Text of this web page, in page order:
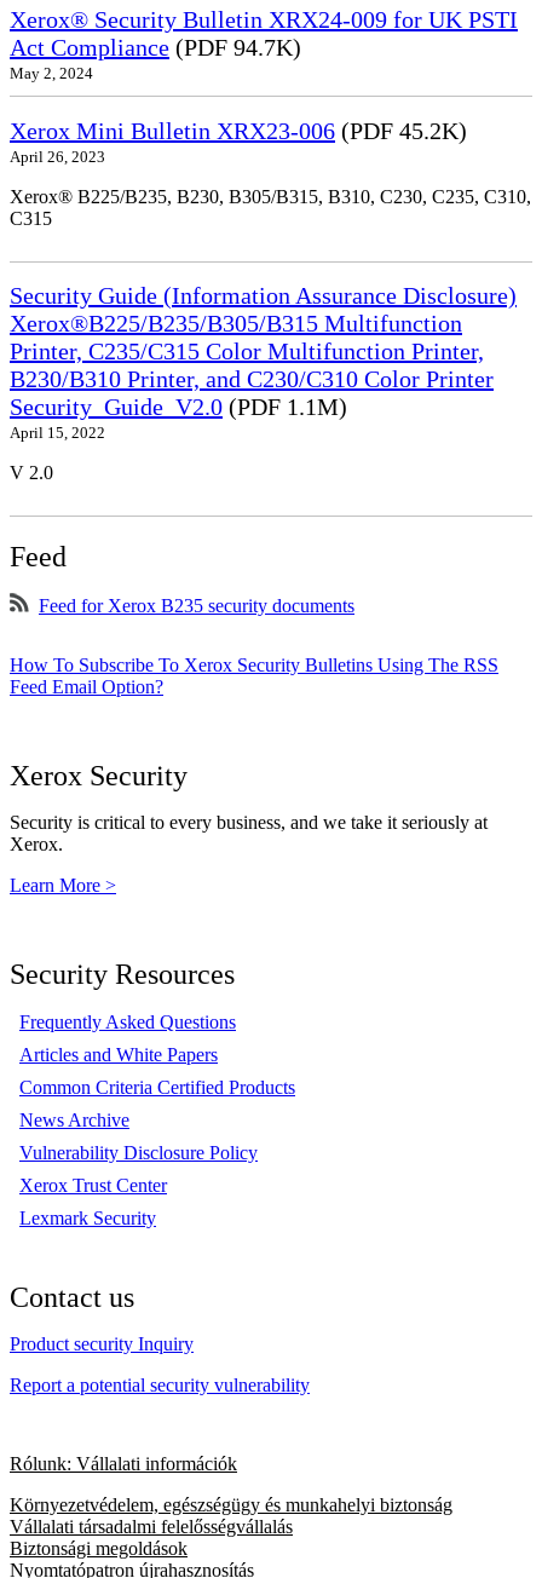
Xerox® Security Bulletin XRX24-009 for UK PSTI
Act Compliance (PDF 94.7K)
May 2, 2024
Xerox Mini Bulletin XRX23-006 (PDF 45.2K)
April 26, 2023
Xerox® B225/B235, B230, B305/B315, B310, C230, C235, C310,
C315
Security Guide (Information Assurance Disclosure)
Xerox®B225/B235/B305/B315 Multifunction
Printer, C235/C315 Color Multifunction Printer,
B230/B310 Printer, and C230/C310 Color Printer
Security_Guide_V2.0 (PDF 1.1M)
April 15, 2022
V 2.0
Feed
Feed for Xerox B235 security documents
How To Subscribe To Xerox Security Bulletins Using The RSS
Feed Email Option?
Xerox Security
Security is critical to every business, and we take it seriously at
Xerox.
Learn More >
Security Resources
Frequently Asked Questions
Articles and White Papers
Common Criteria Certified Products
News Archive
Vulnerability Disclosure Policy
Xerox Trust Center
Lexmark Security
Contact us
Product security Inquiry
Report a potential security vulnerability
Rólunk: Vállalati információk
Környezetvédelem, egészségügy és munkahelyi biztonság
Vállalati társadalmi felelősségvállalás
Biztonsági megoldások
Nyomtatópatron újrahasznosítás